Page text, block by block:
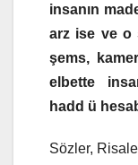
insanın
arz ise ve o
şems,
elbette
hadd ü
Sözler,